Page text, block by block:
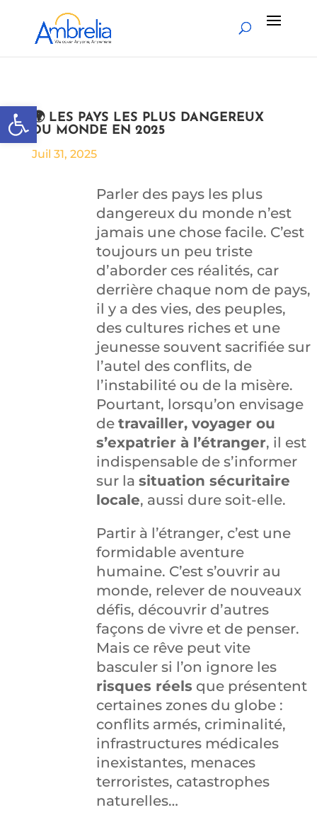
Ouvrir la barre d’outils
🌍 LES PAYS LES PLUS DANGEREUX
DU MONDE EN 2025
Juil 31, 2025
Parler des pays les plus
dangereux du monde n’est
jamais une chose facile. C’est
toujours un peu triste
d’aborder ces réalités, car
derrière chaque nom de pays,
il y a des vies, des peuples,
des cultures riches et une
jeunesse souvent sacrifiée sur
l’autel des conflits, de
l’instabilité ou de la misère.
Pourtant, lorsqu’on envisage
de travailler, voyager ou
s’expatrier à l’étranger, il est
indispensable de s’informer
sur la situation sécuritaire
locale, aussi dure soit-elle.
Partir à l’étranger, c’est une
formidable aventure
humaine. C’est s’ouvrir au
monde, relever de nouveaux
défis, découvrir d’autres
façons de vivre et de penser.
Mais ce rêve peut vite
basculer si l’on ignore les
risques réels que présentent
certaines zones du globe :
conflits armés, criminalité,
infrastructures médicales
inexistantes, menaces
terroristes, catastrophes
naturelles…